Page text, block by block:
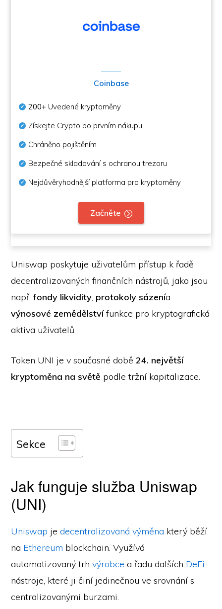
Coinbase
200+ Uvedené kryptoměny
Získejte Crypto po prvním nákupu
Chráněno pojištěním
Bezpečné skladování s ochranou trezoru
Nejdůvěryhodnější platforma pro kryptoměny
Začněte
Uniswap poskytuje uživatelům přístup k řadě
decentralizovaných finančních nástrojů, jako jsou
např. fondy likvidity, protokoly sázenía
výnosové zemědělstvífunkce pro kryptografická
aktiva uživatelů.
Token UNI je v současné době24. největší
kryptoměna na světě podle tržní kapitalizace.
Sekce
Jak funguje služba Uniswap
(UNI)
Uniswap jedecentralizovaná výměna který běží
na Ethereum blockchain. Využívá
automatizovaný trhvýrobce a řadu dalších DeFi
nástroje, které ji činí jedinečnou ve srovnání s
centralizovanými burzami.